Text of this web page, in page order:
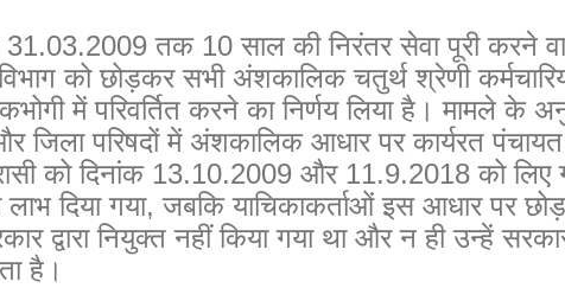
31.03.2009 तक 10 साल की निरंतर सेवा पूरी करने
को छोड़कर सभी अंशकालिक चतुर्थ श्रेणी
में परिवर्तित करने का निर्णय लिया है। मामले के
जिला परिषदों में अंशकालिक आधार पर कार्यरत पंचायत
को दिनांक 13.10.2009 और 11.9.2018 को लिए
लाभ दिया गया, जबकि याचिकाकर्ताओं इस आधार पर छोड़
द्वारा नियुक्त नहीं किया गया था और न ही उन्हें
है।